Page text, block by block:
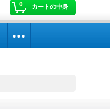
0 カートの中身